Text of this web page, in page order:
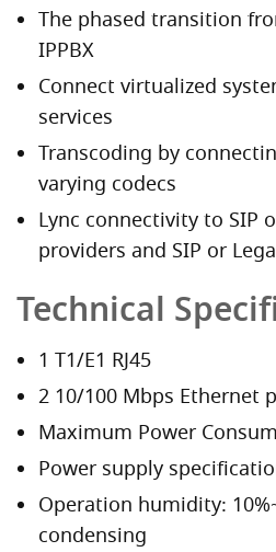
The phased transition
IPPBX
Connect virtualized
services
Transcoding by
varying codecs
Lync connectivity to SIP
providers and SIP or
Technical
1 T1/E1 RJ45
2 10/100 Mbps Ethernet
Maximum Power
Power supply
Operation humidity:
condensing